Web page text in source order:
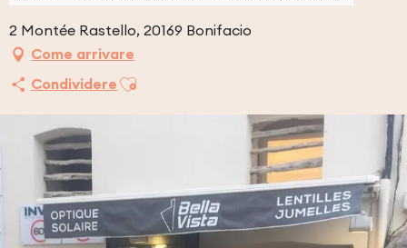
2 Montée Rastello, 20169 Bonifacio
Come arrivare
Condividere Ajouter aux favoris